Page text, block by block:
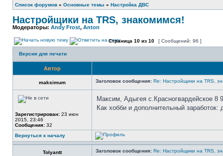
Список форумов » Основные темы » Настройка ДВС
Настройщики на TRS, знакомимся!
Модераторы: Andy Frost, Anton
Страница 10 из 10 [ Сообщений: 96 ]
Версия для печати
Автор
maksimum Заголовок сообщения: Re: Настройщики на TRS,
Зарегистрирован: 23 июн
2015, 23:46
Сообщения: 32
Максим, Адыгея с.Красногвардейское 8
Как хобби и дополнительный заработок:
Вернуться к началу
Tolyantt Заголовок сообщения: Re: Настройщики на TRS,